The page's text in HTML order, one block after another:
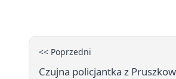
<< Poprzedni
Czujna policjantka z